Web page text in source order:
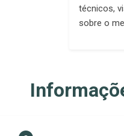
técnicos,
sobre o